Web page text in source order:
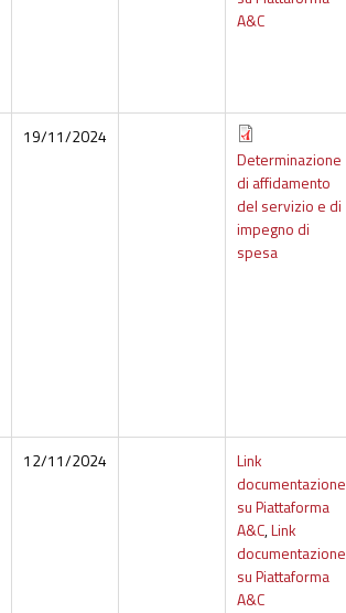
A&C
19/11/2024
Determinazione
di affidamento
del servizio e di
impegno di
spesa
12/11/2024
Link
documentazione
su Piattaforma
A&C,Link
documentazione
su Piattaforma
A&C